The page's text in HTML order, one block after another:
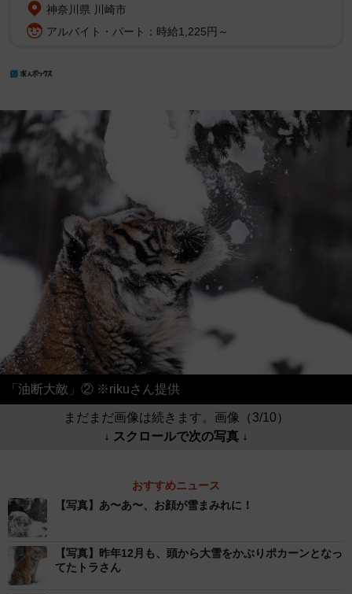
神奈川県 川崎市
アルバイト・パート：時給1,225円～
「油断大敵」② ※rikuさん提供
まだまだ画像は続きます。画像（3/10）
↓ スクロールで次の写真 ↓
おすすめニュース
【写真】あ〜あ〜、お顔が雪まみれに！
【写真】昨年12月も、頭から大雪をかぶりポカーンとなっ
てたトラさん